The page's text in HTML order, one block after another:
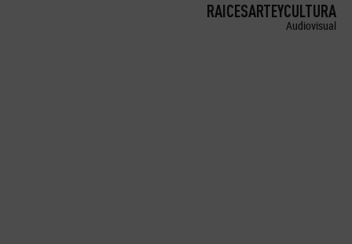
RAICESARTEYCULTURA
Audiovisual